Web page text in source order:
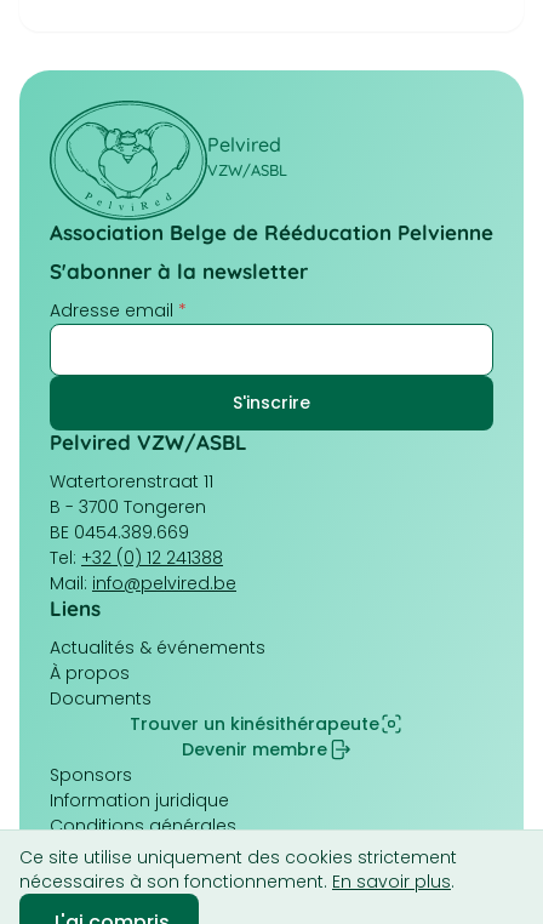
Pelvired
VZW/ASBL
Association Belge de Rééducation Pelvienne
S'abonner à la newsletter
Adresse email *
Pelvired VZW/ASBL
Watertorenstraat 11
B - 3700 Tongeren
BE 0454.389.669
Tel: +32 (0) 12 241388
Mail: info@pelvired.be
Liens
Navigation
principale
Actualités & événements
À propos
Documents
Trouver un kinésithérapeute
Devenir membre
Pied
de
page
Sponsors
Information juridique
Conditions générales
Politique de cookies (UE)
Ce site utilise uniquement des cookies strictement
nécessaires à son fonctionnement. En savoir plus.